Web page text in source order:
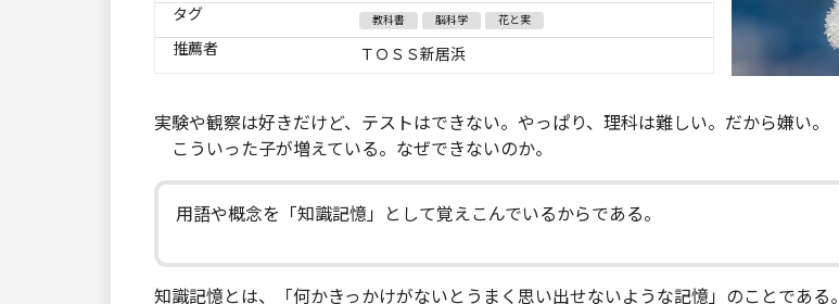
タグ 教科書 脳科学 花と実
推薦者 ＴＯＳＳ新居浜
実験や観察は好きだけど、テストはできない。やっぱり、理科は難しい。だから嫌い。
こういった子が増えている。なぜできないのか。
用語や概念を「知識記憶」として覚えこんでいるからである。
知識記憶とは、「何かきっかけがないとうまく思い出せないような記憶」のことである。